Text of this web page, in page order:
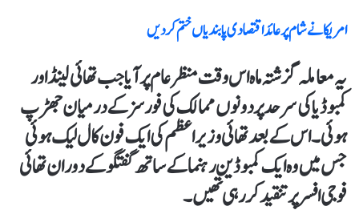
امریکا نے شام پر عائد اقتصادی پابندیاں ختم کردیں
یہ معاملہ گزشتہ ماہ اس وقت منظر عام پر آیا جب تھائی لینڈ اور
کمبوڈیا کی سرحد پر دونوں ممالک کی فورسز کے درمیان جھڑپ
ہوئی۔ اس کے بعد تھائی وزیراعظم کی ایک فون کال لیک ہوئی
جس میں وہ ایک کمبوڈین رہنما کے ساتھ گفتگو کے دوران تھائی
فوجی افسر پر تنقید کر رہی تھیں۔